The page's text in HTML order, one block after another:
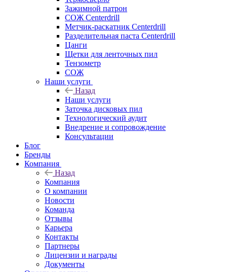
Зажимной патрон
СОЖ Centerdrill
Метчик-раскатник Centerdrill
Разделительная паста Centerdrill
Цанги
Щетки для ленточных пил
Тензометр
СОЖ
Наши услуги
Назад
Наши услуги
Заточка дисковых пил
Технологический аудит
Внедрение и сопровождение
Консультации
Блог
Бренды
Компания
Назад
Компания
О компании
Новости
Команда
Отзывы
Карьера
Контакты
Партнеры
Лицензии и награды
Документы